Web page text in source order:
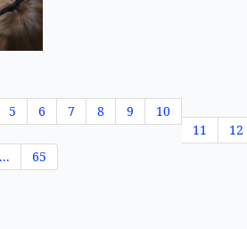
5 6 7 8 9
10
11
12
... 65